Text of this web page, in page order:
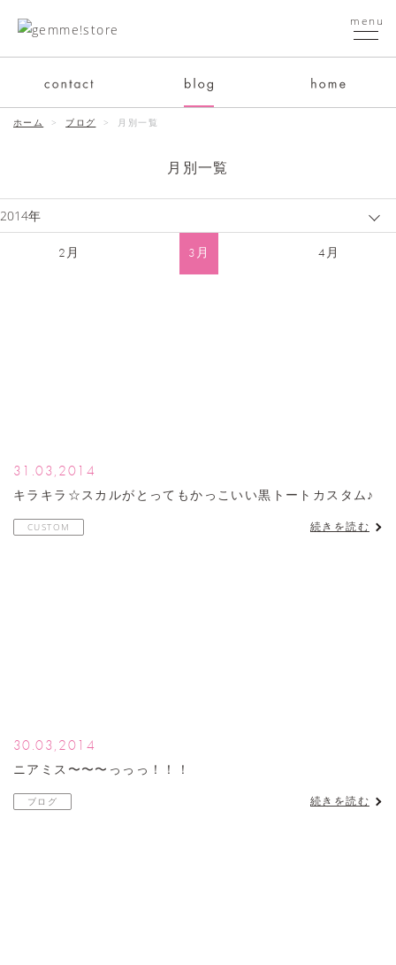
menu
ホーム > ブログ > 月別一覧
月別一覧
2月 3月 4月
31.03,2014
キラキラ☆スカルがとってもかっこいい黒トートカスタム♪
CUSTOM 続きを読む
30.03,2014
ニアミス〜〜〜っっっ！！！
ブログ 続きを読む